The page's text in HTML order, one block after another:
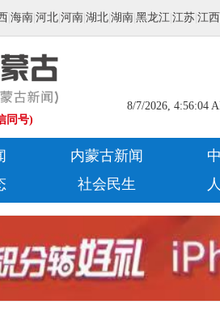
海南 河北 河南 湖北 湖南 黑龙江 江苏 江西
同号)
8/7/2026, 4:56:04
内蒙古新闻
社会民生